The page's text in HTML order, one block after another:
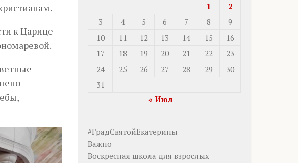
к Царице
1
2
3
4 5 6 7 8
9
10
11 12 13 14 15
16
17
18 19 20 21 22
23
24
25 26 27 28 29
30
31
« Июл
#ГрадСвятойЕкатерины
Важно
Воскресная школа для взрослых